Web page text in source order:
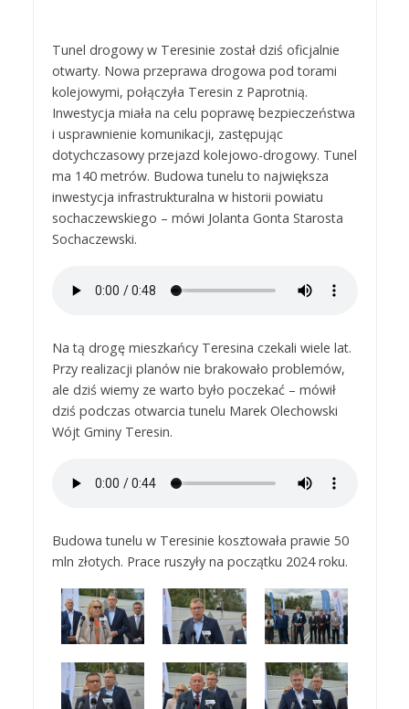
Tunel drogowy w Teresinie został dziś oficjalnie
otwarty. Nowa przeprawa drogowa pod torami
kolejowymi, połączyła Teresin z Paprotnią.
Inwestycja miała na celu poprawę bezpieczeństwa
i usprawnienie komunikacji, zastępując
dotychczasowy przejazd kolejowo-drogowy. Tunel
ma 140 metrów. Budowa tunelu to największa
inwestycja infrastrukturalna w historii powiatu
sochaczewskiego – mówi Jolanta Gonta Starosta
Sochaczewski.
Na tą drogę mieszkańcy Teresina czekali wiele lat.
Przy realizacji planów nie brakowało problemów,
ale dziś wiemy ze warto było poczekać – mówił
dziś podczas otwarcia tunelu Marek Olechowski
Wójt Gminy Teresin.
Budowa tunelu w Teresinie kosztowała prawie 50
mln złotych. Prace ruszyły na początku 2024 roku.